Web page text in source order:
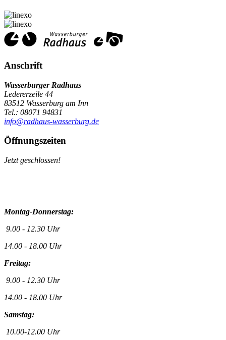
Anschrift
Wasserburger Radhaus
Ledererzeile 44
83512 Wasserburg am Inn
Tel.: 08071 94831
info@radhaus-wasserburg.de
Öffnungszeiten
Jetzt geschlossen!
Montag-Donnerstag:
9.00 - 12.30 Uhr
14.00 - 18.00 Uhr
Freitag:
9.00 - 12.30 Uhr
14.00 - 18.00 Uhr
Samstag:
10.00-12.00 Uhr